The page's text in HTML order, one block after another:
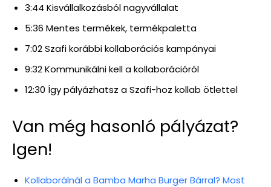
3:44 Kisvállalkozásból nagyvállalat
5:36 Mentes termékek, termékpaletta
7:02 Szafi korábbi kollaborációs kampányai
9:32 Kommunikálni kell a kollaborációról
12:30 Így pályázhatsz a Szafi-hoz kollab ötlettel
Van még hasonló pályázat?
Igen!
Kollaborálnál a Bamba Marha Burger Bárral? Most